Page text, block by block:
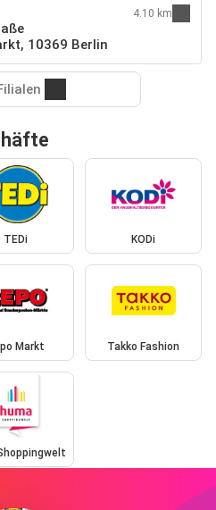
10369 Berlin
4.10 km
TEDi KODi
Markt Takko Fashion